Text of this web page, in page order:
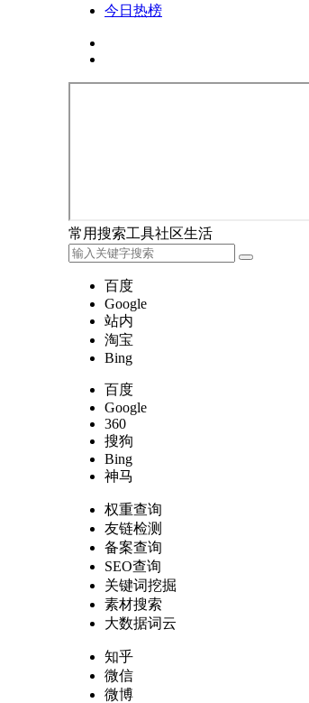
今日热榜
常用搜索工具社区生活
百度
Google
站内
淘宝
Bing
百度
Google
360
搜狗
Bing
神马
权重查询
友链检测
备案查询
SEO查询
关键词挖掘
素材搜索
大数据词云
知乎
微信
微博